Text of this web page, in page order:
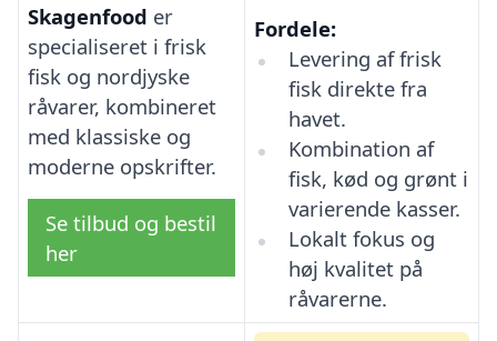
Skagenfood er
specialiseret i frisk
fisk og nordjyske
råvarer, kombineret
med klassiske og
moderne opskrifter.
Se tilbud og bestil
her
Fordele:
Levering af frisk
fisk direkte fra
havet.
Kombination af
fisk, kød og grønt i
varierende kasser.
Lokalt fokus og
høj kvalitet på
råvarerne.